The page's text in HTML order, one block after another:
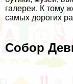
галереи. К тому
самых дорогих
Собор